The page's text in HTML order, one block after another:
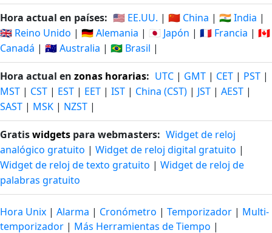
Hora actual en países: 🇺🇸 EE.UU. | 🇨🇳 China | 🇮🇳 India |
🇬🇧 Reino Unido | 🇩🇪 Alemania | 🇯🇵 Japón | 🇫🇷 Francia | 🇨🇦
Canadá | 🇦🇺 Australia | 🇧🇷 Brasil |
Hora actual en zonas horarias: UTC | GMT | CET | PST |
MST | CST | EST | EET | IST | China (CST) | JST | AEST |
SAST | MSK | NZST |
Gratiswidgets para webmasters: Widget de reloj
analógico gratuito | Widget de reloj digital gratuito |
Widget de reloj de texto gratuito | Widget de reloj de
palabras gratuito
Hora Unix | Alarma | Cronómetro | Temporizador | Multi-
temporizador | Más Herramientas de Tiempo |